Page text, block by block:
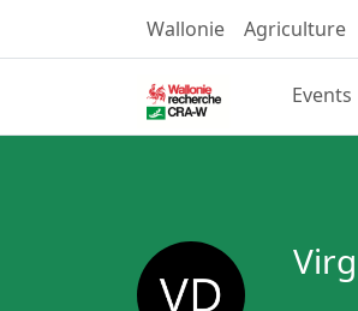
Wallonie Agriculture
Events